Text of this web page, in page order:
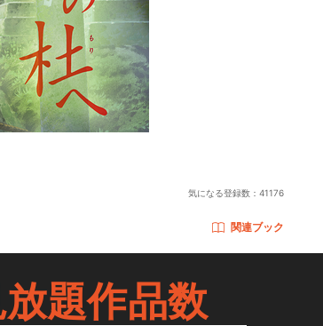
気になる登録数： 41176
関連ブック
題作品数